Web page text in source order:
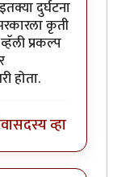
दुर्घटना
कृती
प्रकल्प
होता.
सदस्य व्हा